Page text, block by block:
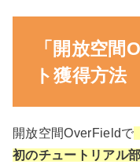
「開放空
ト獲得方法
開放空間OverFieldで
初のチュートリアル